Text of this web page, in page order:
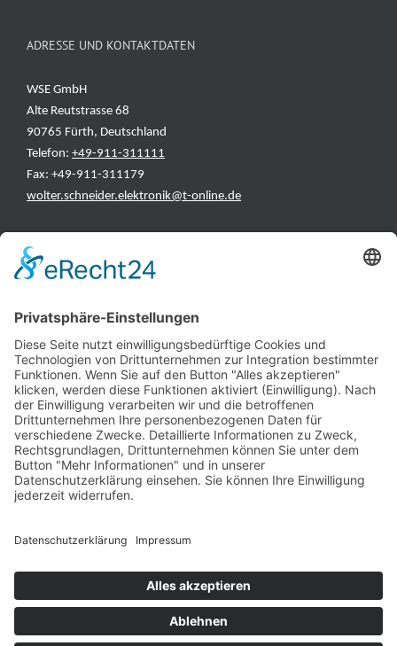
ADRESSE UND KONTAKTDATEN
WSE GmbH
Alte Reutstrasse 68
90765 Fürth, Deutschland
Telefon: +49-911-311111
Fax: +49-911-311179
wolter.schneider.elektronik@t-online.de
INFORMATIONEN
Hersteller
Fehlerliste
Impressum
Datenschutzerklärung